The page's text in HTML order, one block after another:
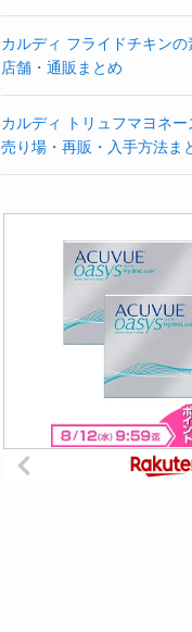
カルディ フライドチキンの
店舗・通販まとめ
カルディ トリュフマヨネー
売り場・再販・入手方法ま